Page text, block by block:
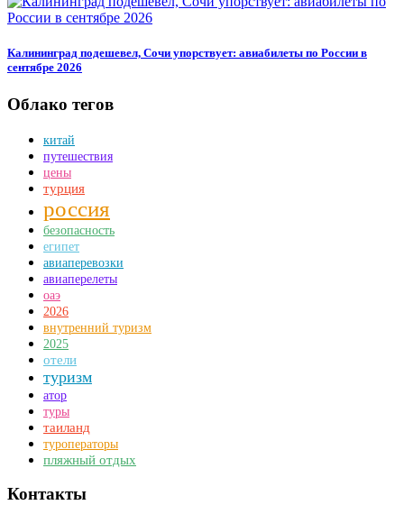
Калининград подешевел, Сочи упорствует: авиабилеты по России в
сентябре 2026
Облако тегов
китай
путешествия
цены
турция
россия
безопасность
египет
авиаперевозки
авиаперелеты
оаэ
2026
внутренний туризм
2025
отели
туризм
атор
туры
таиланд
туроператоры
пляжный отдых
Контакты